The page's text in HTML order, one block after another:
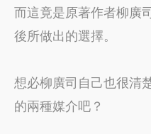
而這竟是原著作者柳廣
後所做出的選擇。
想必柳廣司自己也很清
的兩種媒介吧？